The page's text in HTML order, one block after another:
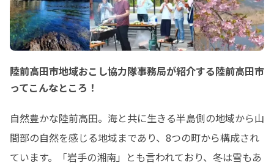
陸前高田市地域おこし協力隊事務局が紹介する陸前高田市
ってこんなところ！
自然豊かな陸前高田。海と共に生きる半島側の地域から山
間部の自然を感じる地域まであり、8つの町から構成され
ています。「岩手の湘南」とも言われており、冬は雪もあ